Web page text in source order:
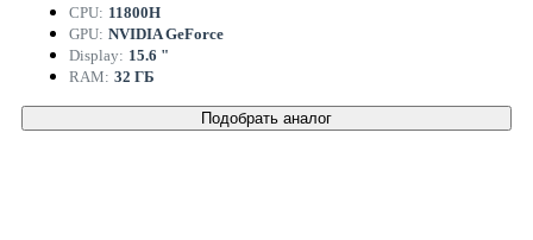
CPU: 11800H
GPU: NVIDIA GeForce
Display: 15.6 "
RAM: 32 ГБ
Подобрать аналог